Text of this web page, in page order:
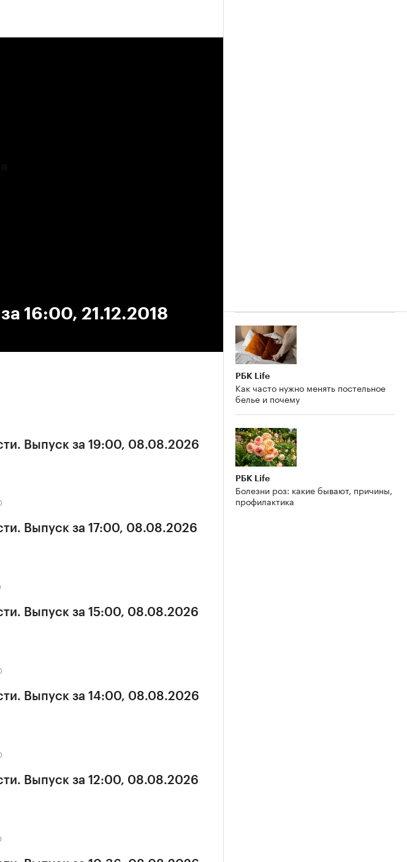
16:00, 21.12.2018
Выпуск за 19:00, 08.08.2026
Выпуск за 17:00, 08.08.2026
Выпуск за 15:00, 08.08.2026
Выпуск за 14:00, 08.08.2026
Выпуск за 12:00, 08.08.2026
РБК Life
Как часто нужно менять постельное
белье и почему
РБК Life
Болезни роз: какие бывают, причины,
профилактика